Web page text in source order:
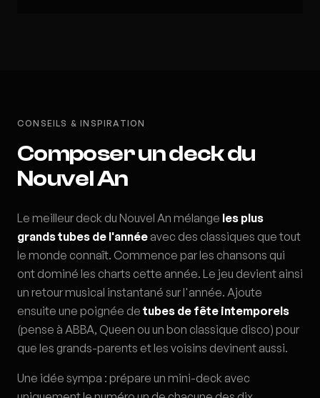
CONSEILS & INSPIRATION
Composer un deck du
Nouvel An
Le meilleur deck du Nouvel An mélange les plus
grands tubes de l'année avec des classiques que tout
le monde connaît. Commence par les chansons qui
ont dominé les charts cette année. Le jeu devient ainsi
un retour musical instantané sur l'année. Ajoute
ensuite une poignée de tubes de fête intemporels
(pense à ABBA, Queen ou un bon classique disco) pour
que les grands-parents et les voisins devinent aussi.
Une idée sympa : prépare un mini-deck avec